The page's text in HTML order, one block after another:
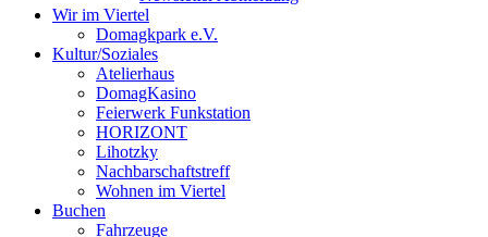
Wir im Viertel
Domagkpark e.V.
Kultur/Soziales
Atelierhaus
DomagKasino
Feierwerk Funkstation
HORIZONT
Lihotzky
Nachbarschaftstreff
Wohnen im Viertel
Buchen
Fahrzeuge